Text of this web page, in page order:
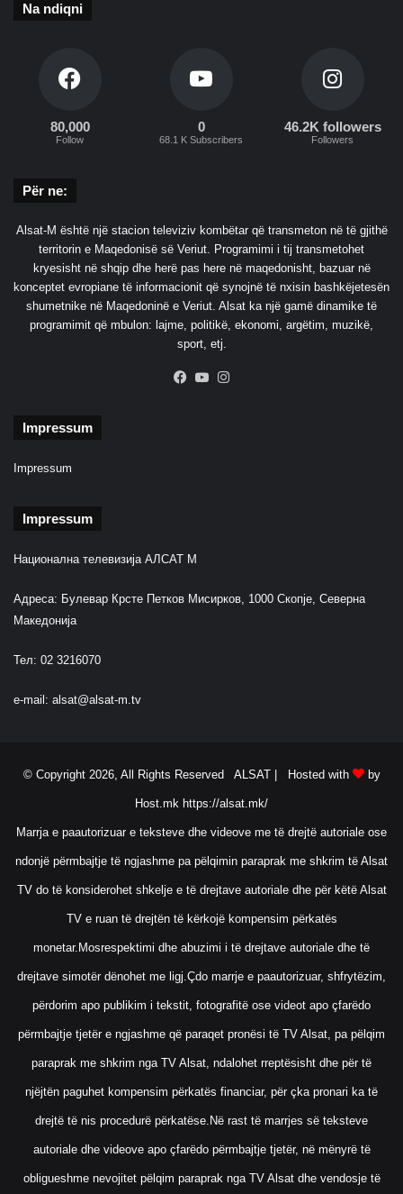
Na ndiqni
80,000
Follow
0
68.1 K Subscribers
46.2K followers
Followers
Për ne:
Alsat-M është një stacion televiziv kombëtar që transmeton në të gjithë
territorin e Maqedonisë së Veriut. Programimi i tij transmetohet
kryesisht në shqip dhe herë pas here në maqedonisht, bazuar në
konceptet evropiane të informacionit që synojnë të nxisin bashkëjetesën
shumetnike në Maqedoninë e Veriut. Alsat ka një gamë dinamike të
programimit që mbulon: lajme, politikë, ekonomi, argëtim, muzikë,
sport, etj.
Facebook
YouTube
Impressum
Impressum
Impressum
Национална телевизија АЛСАТ М
Адреса: Булевар Крсте Петков Мисирков, 1000 Скопје, Северна
Македонија
Тел: 02 3216070
e-mail: alsat@alsat-m.tv
© Copyright 2026, All Rights Reserved ALSAT | Hosted with by
Host.mk https://alsat.mk/
Marrja e paautorizuar e teksteve dhe videove me të drejtë autoriale ose
ndonjë përmbajtje të ngjashme pa pëlqimin paraprak me shkrim të Alsat
TV do të konsiderohet shkelje e të drejtave autoriale dhe për këtë Alsat
TV e ruan të drejtën të kërkojë kompensim përkatës
monetar.Mosrespektimi dhe abuzimi i të drejtave autoriale dhe të
drejtave simotër dënohet me ligj.Çdo marrje e paautorizuar, shfrytëzim,
përdorim apo publikim i tekstit, fotografitë ose videot apo çfarëdo
përmbajtje tjetër e ngjashme që paraqet pronësi të TV Alsat, pa pëlqim
paraprak me shkrim nga TV Alsat, ndalohet rreptësisht dhe për të
njëjtën paguhet kompensim përkatës financiar, për çka pronari ka të
drejtë të nis procedurë përkatëse.Në rast të marrjes së teksteve
autoriale dhe videove apo çfarëdo përmbajtje tjetër, në mënyrë të
obligueshme nevojitet pëlqim paraprak nga TV Alsat dhe vendosje të